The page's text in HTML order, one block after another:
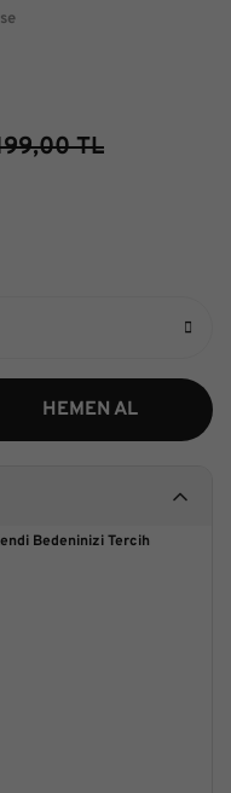
TL
HEMEN AL
Bedeninizi Tercih